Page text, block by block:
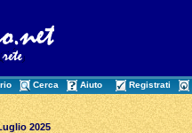
Cerca Aiuto Registrati
2025